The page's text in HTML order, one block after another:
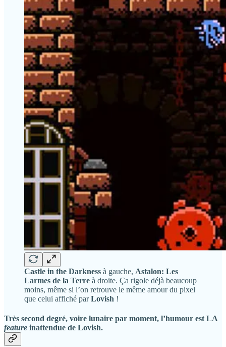
Castle in the Darkness à gauche, Astalon: Les
Larmes de la Terre à droite. Ça rigole déjà beaucoup
moins, même si l’on retrouve le même amour du pixel
que celui affiché parLovish !
Très second degré, voire lunaire par moment, l’humour est LA
feature inattendue de Lovish.